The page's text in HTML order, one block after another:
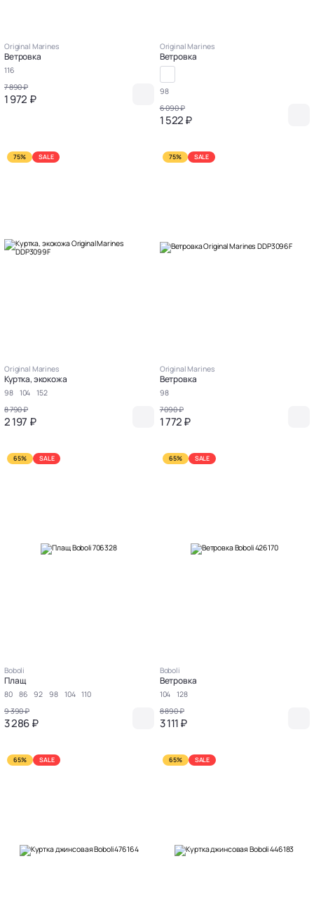
Original Marines
Ветровка
116
7 890 ₽
1 972 ₽
Original Marines
Ветровка
98
6 090 ₽
1 522 ₽
75% SALE
Original Marines
Куртка, экокожа
98 104
152
8 790 ₽
2 197 ₽
75% SALE
Original Marines
Ветровка
98
7 090 ₽
1 772 ₽
65% SALE
Boboli
Плащ
80 86 92 98 104
110
9 390 ₽
3 286 ₽
65% SALE
Boboli
Ветровка
104
128
8 890 ₽
3 111 ₽
65% SALE 65% SALE